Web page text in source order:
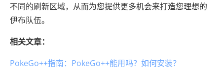
不同的刷新区域，从而为您提供更多机会来打造您理想的
伊布队伍。
相关文章：
PokeGo++指南：PokeGo++能用吗？如何安装？